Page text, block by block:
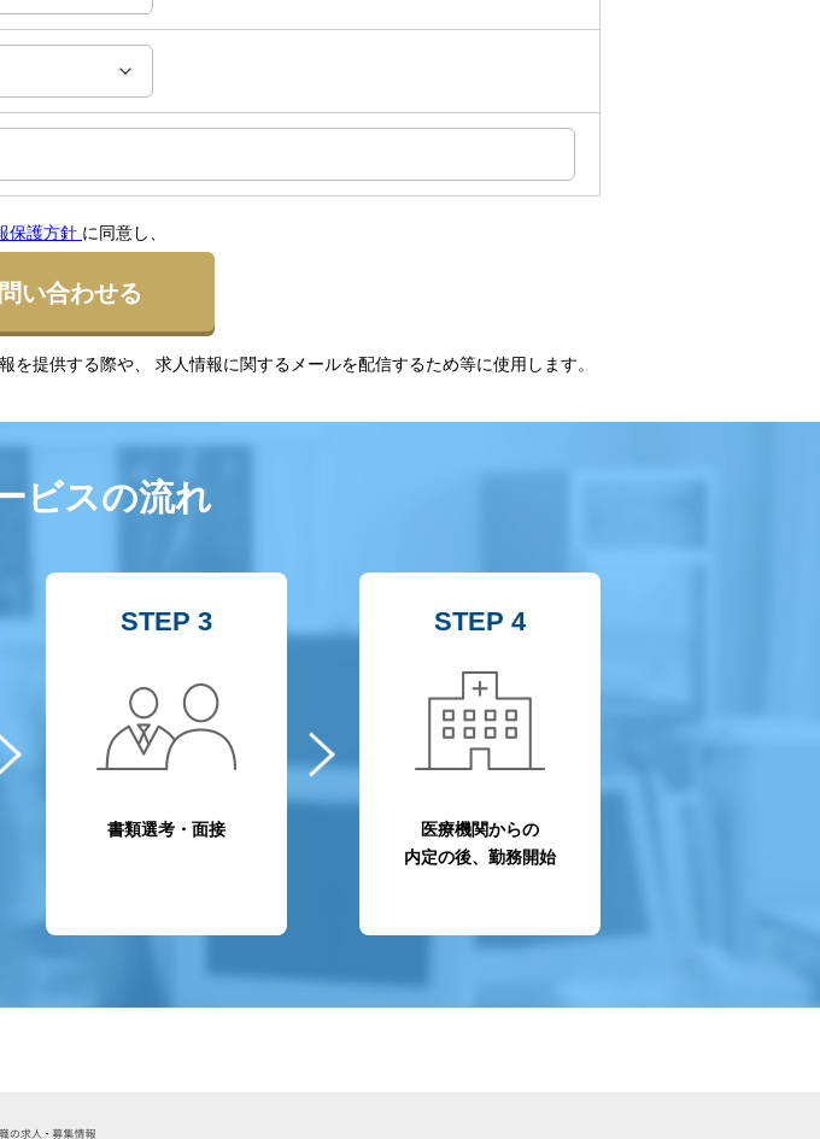
保護方針 に同意し、
い合わせる
提供する際や、 求人情報に関するメールを配信するため等に使用します。
ビスの流れ
STEP 3
書類選考・面接
STEP 4
医療機関からの
内定の後、勤務開始